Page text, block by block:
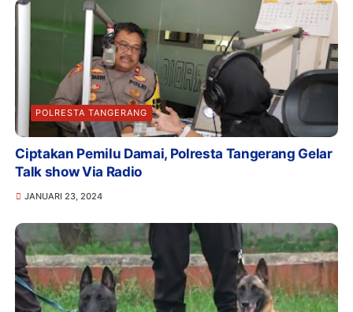
POLRESTA TANGERANG
Ciptakan Pemilu Damai, Polresta Tangerang Gelar
Talk show Via Radio
JANUARI 23, 2024